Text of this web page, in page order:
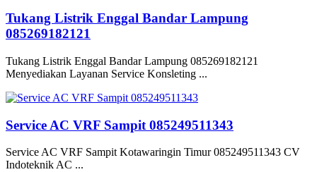
Tukang Listrik Enggal Bandar Lampung
085269182121
Tukang Listrik Enggal Bandar Lampung 085269182121
Menyediakan Layanan Service Konsleting ...
Service AC VRF Sampit 085249511343
Service AC VRF Sampit Kotawaringin Timur 085249511343 CV
Indoteknik AC ...